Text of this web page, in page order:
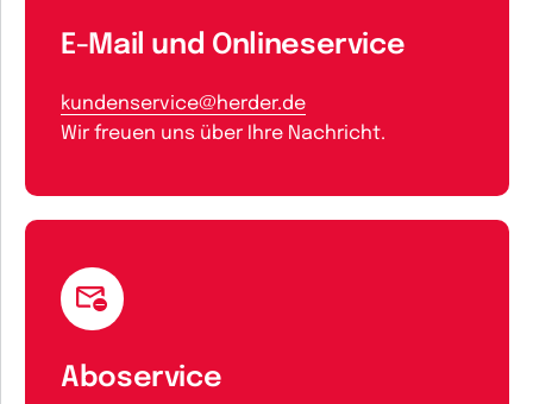
E-Mail und Onlineservice
kundenservice@herder.de
Wir freuen uns über Ihre Nachricht.
Aboservice